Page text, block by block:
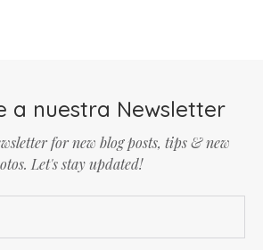
a nuestra Newsletter
for new blog posts, tips & new
Let's stay updated!